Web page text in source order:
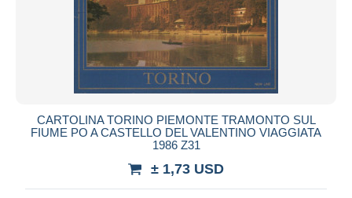
CARTOLINA TORINO PIEMONTE TRAMONTO SUL
FIUME PO A CASTELLO DEL VALENTINO VIAGGIATA
1986 Z31
± 1,73 USD